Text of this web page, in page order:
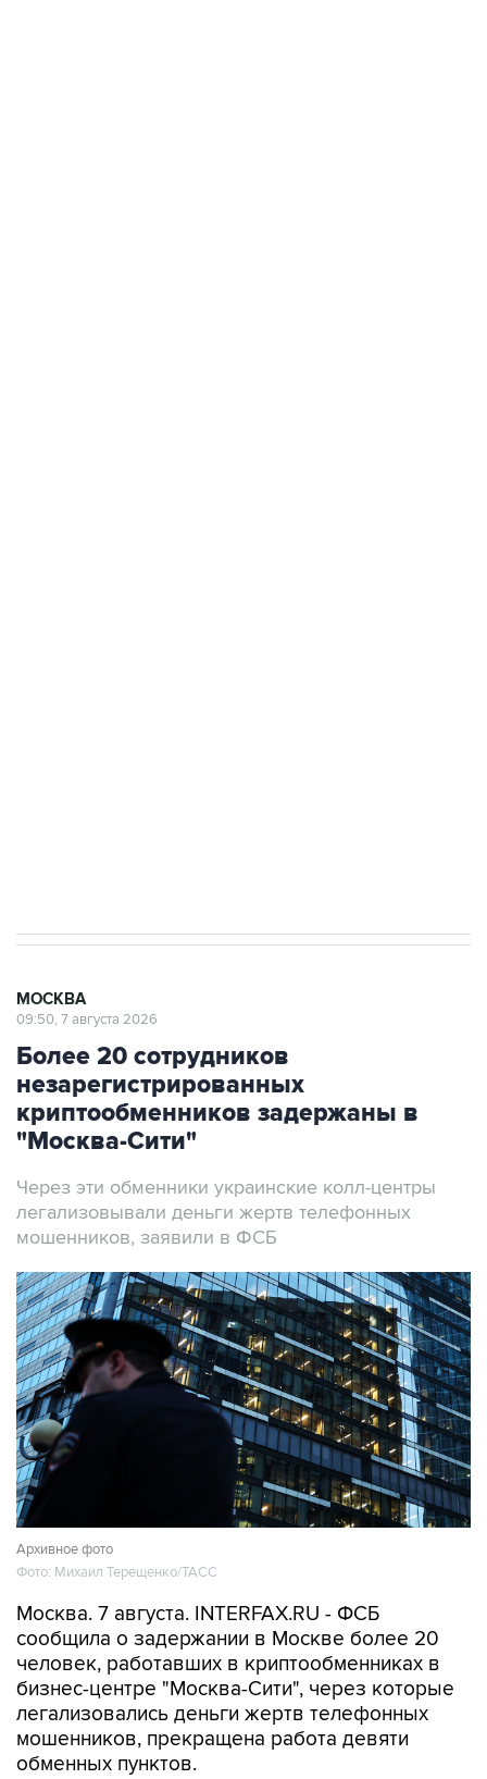
МОСКВА
09:50, 7 августа 2026
Более 20 сотрудников
незарегистрированных
криптообменников задержаны в
"Москва-Сити"
Через эти обменники украинские колл-центры
легализовывали деньги жертв телефонных
мошенников, заявили в ФСБ
Архивное фото
Фото: Михаил Терещенко/ТАСС
Москва. 7 августа. INTERFAX.RU - ФСБ
сообщила о задержании в Москве более 20
человек, работавших в криптообменниках в
бизнес-центре "Москва-Сити", через которые
легализовались деньги жертв телефонных
мошенников, прекращена работа девяти
обменных пунктов.